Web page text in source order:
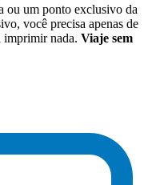
ou um ponto exclusivo da
você precisa apenas de
imprimir nada. Viaje sem